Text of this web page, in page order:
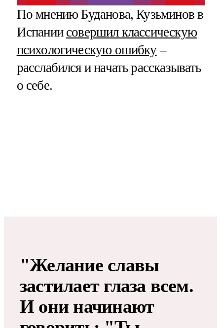
По мнению Буданова, Кузьминов в
Испании совершил классическую
психологическую ошибку–
расслабился и начать рассказывать
о себе.
"Желание славы
застилает глаза всем.
И они начинают